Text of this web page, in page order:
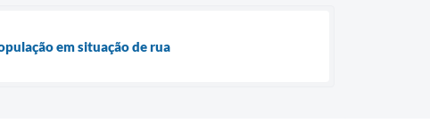
em situação de rua